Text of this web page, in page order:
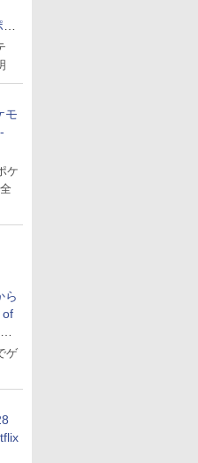
モ
ケ
ら
of
ゲ